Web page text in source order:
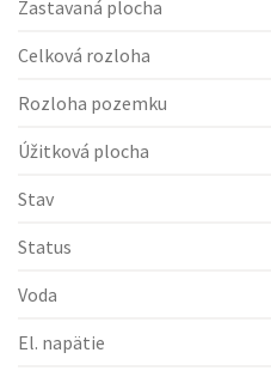
Zastavaná plocha
Celková rozloha
Rozloha pozemku
Úžitková plocha
Stav
Status
Voda
El. napätie